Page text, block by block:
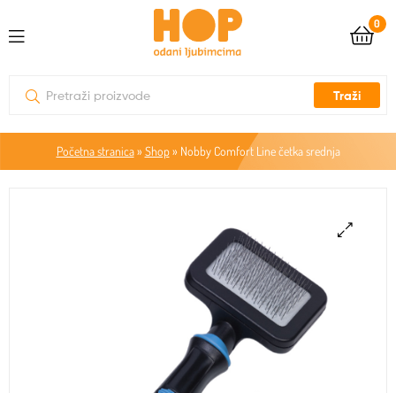
0
Traži
Početna stranica» Shop» Nobby Comfort Line četka srednja